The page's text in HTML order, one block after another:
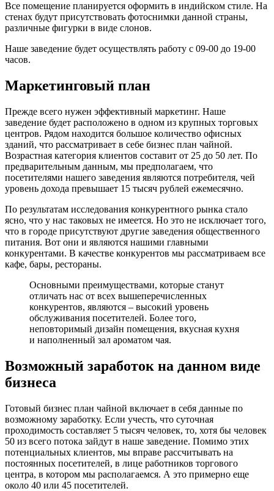
Все помещение планируется оформить в индийском стиле. На
стенах будут присутствовать фотоснимки данной страны,
различные фигурки в виде слонов.
Наше заведение будет осуществлять работу с 09-00 до 19-00
часов.
Маркетинговый план
Прежде всего нужен эффективный маркетинг. Наше
заведение будет расположено в одном из крупных торговых
центров. Рядом находится большое количество офисных
зданий, что рассматривает в себе бизнес план чайной.
Возрастная категория клиентов составит от 25 до 50 лет. По
предварительным данным, мы предполагаем, что
посетителями нашего заведения являются потребителя, чей
уровень дохода превышает 15 тысяч рублей ежемесячно.
По результатам исследования конкурентного рынка стало
ясно, что у нас таковых не имеется. Но это не исключает того,
что в городе присутствуют другие заведения общественного
питания. Вот они и являются нашими главными
конкурентами. В качестве конкурентов мы рассматриваем все
кафе, бары, рестораны.
Основными преимуществами, которые станут
отличать нас от всех вышеперечисленных
конкурентов, являются – высокий уровень
обслуживания посетителей. Более того,
неповторимый дизайн помещения, вкусная кухня
и наполненный зал ароматом чая.
Возможный заработок на данном виде
бизнеса
Готовый бизнес план чайной включает в себя данные по
возможному заработку. Если учесть, что суточная
проходимость составляет 5 тысяч человек, то, хотя бы человек
50 из всего потока зайдут в наше заведение. Помимо этих
потенциальных клиентов, мы вправе рассчитывать на
постоянных посетителей, в лице работников торгового
центра, в котором мы располагаемся. А это примерно еще
около 40 или 45 посетителей.